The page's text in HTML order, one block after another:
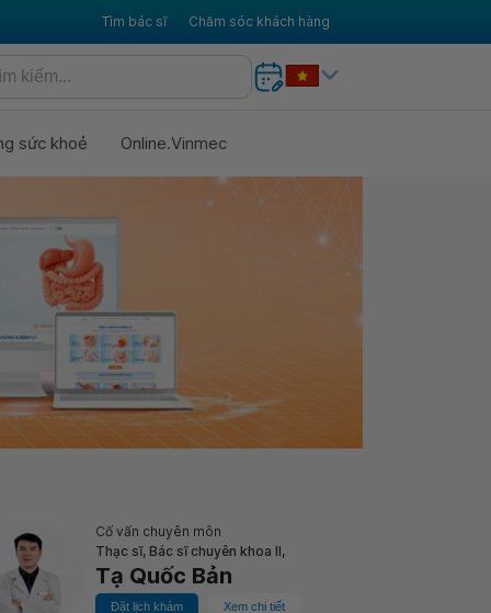
Tìm bác sĩ Chăm sóc khách hàng
sức khoẻ Online.Vinmec
Cố vấn chuyên môn
Thạc sĩ, Bác sĩ chuyên khoa II,
Tạ Quốc Bản
Đặt lịch khám Xem chi tiết